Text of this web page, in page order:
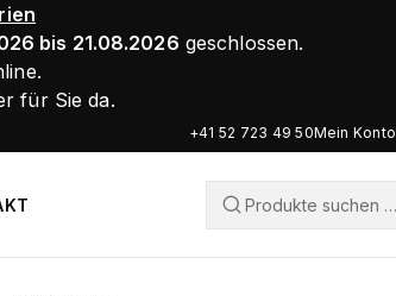
bis 21.08.2026 geschlossen.
für Sie da.
+41 52 723 49 50Mein Konto